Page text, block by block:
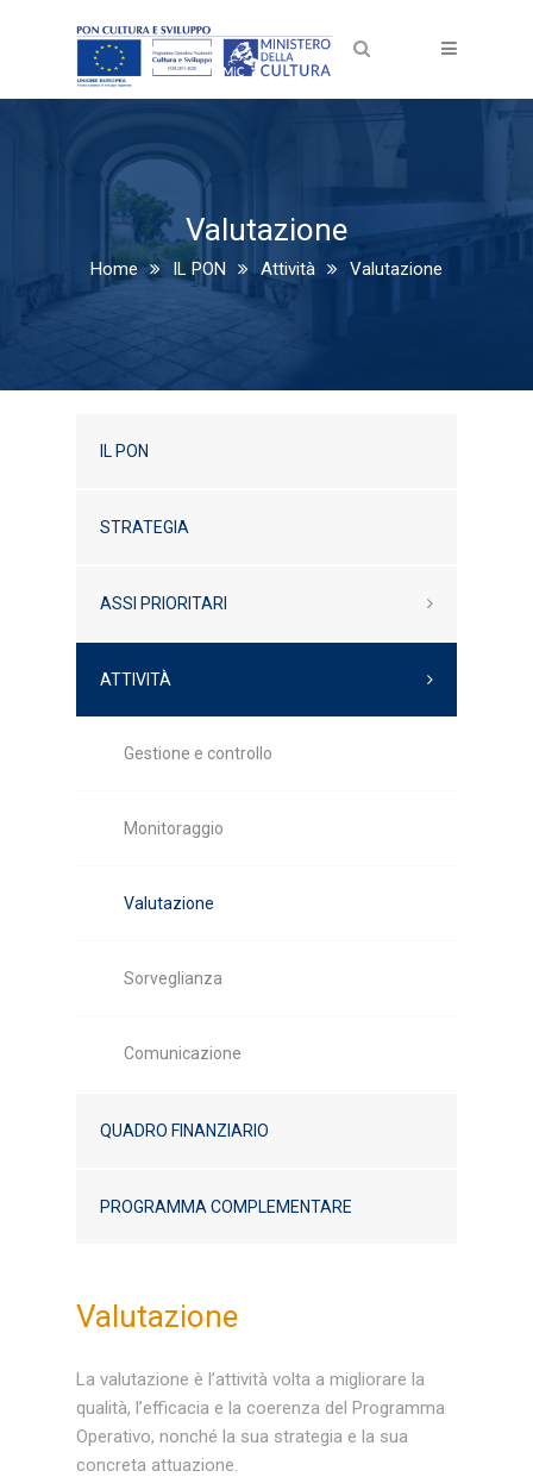
Valutazione
Home IL PON Attività Valutazione
IL PON
STRATEGIA
ASSI PRIORITARI
ATTIVITÀ
Gestione e controllo
Monitoraggio
Valutazione
Sorveglianza
Comunicazione
QUADRO FINANZIARIO
PROGRAMMA COMPLEMENTARE
Valutazione
La valutazione è l’attività volta a migliorare la
qualità, l’efficacia e la coerenza del Programma
Operativo, nonché la sua strategia e la sua
concreta attuazione.